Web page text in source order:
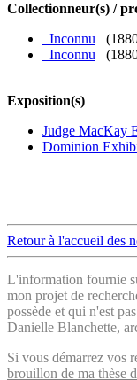
Collectionneur(s) /
_Inconnu
_Inconnu
Exposition(s)
Judge MacKay
Dominion
Retour à l'accueil des
L'information fournie
mon projet de
possède et qui n'est
Danielle Blanchette,
Si vous démarrez vos
brouillon de ma thèse